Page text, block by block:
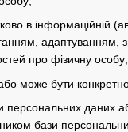
в інформаційній
про фізичну особу;
може бути
персональних даних
бази